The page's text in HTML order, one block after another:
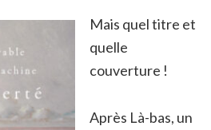
Mais quel titre et
quelle
couverture !
Après Là-bas, un